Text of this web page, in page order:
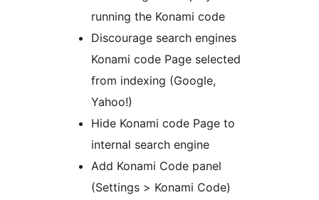
running the Konami code
Discourage search engines
Konami code Page selected
from indexing (Google,
Yahoo!)
Hide Konami code Page to
internal search engine
Add Konami Code panel
(Settings > Konami Code)